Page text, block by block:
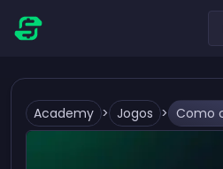
Academy > Jogos >